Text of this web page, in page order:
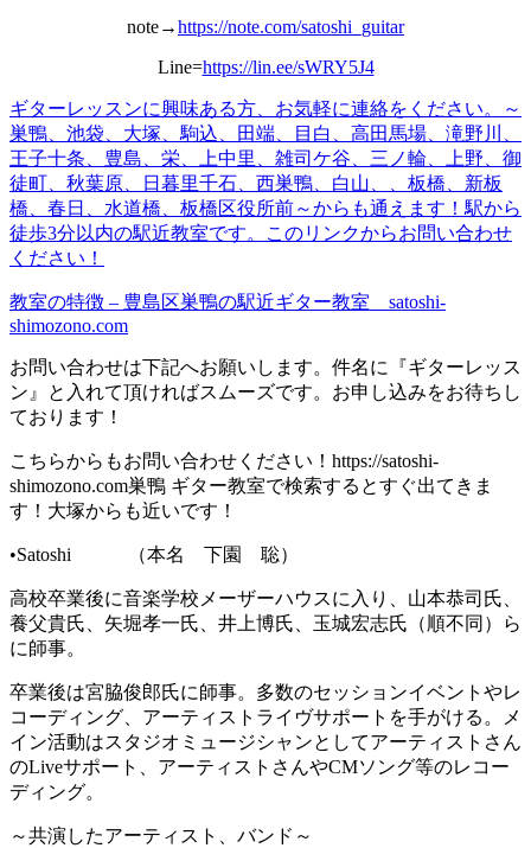
note→https://note.com/satoshi_guitar
Line=https://lin.ee/sWRY5J4
ギターレッスンに興味ある方、お気軽に連絡をください。
～
巣鴨、池袋、大塚、駒込、田端、目白、高田馬場、滝野川、
王子十条、豊島、栄、上中里、雑司ケ谷、三ノ輪、上野、御
徒町、秋葉原、日暮里千石、西巣鴨、白山、、板橋、新板
橋、春日、水道橋、板橋区役所前～からも通えます！ 駅から
徒歩3分以内の駅近教室です。
このリンクからお問い合わせ
ください！
教室の特徴 – 豊島区巣鴨の駅近ギター教室 satoshi-
shimozono.com
お問い合わせは下記へお願いします。件名に『ギターレッス
ン』と入れて頂ければスムーズです。お申し込みをお待ちし
ております！
こちらからもお問い合わせください！https://satoshi-
shimozono.com巣鴨 ギター教室で検索するとすぐ出てきま
す！大塚からも近いです！
•Satoshi （本名 下園 聡）
高校卒業後に音楽学校メーザーハウスに入り、山本恭司氏、
養父貴氏、矢堀孝一氏、井上博氏、玉城宏志氏（順不同）ら
に師事。
卒業後は宮脇俊郎氏に師事。多数のセッションイベントやレ
コーディング、アーティストライヴサポートを手がける。メ
イン活動はスタジオミュージシャンとしてアーティストさん
のLiveサポート、アーティストさんやCMソング等のレコー
ディング。
～共演したアーティスト、バンド～